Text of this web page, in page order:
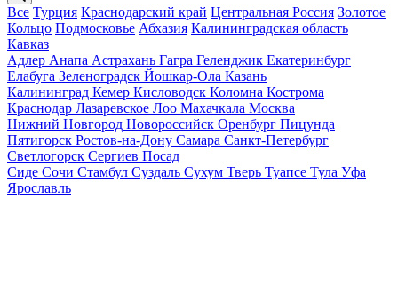
Все Турция Краснодарский край Центральная Россия Золотое
Кольцо Подмосковье Абхазия Калининградская область
Кавказ
Адлер Анапа Астрахань Гагра Геленджик Екатеринбург
Елабуга Зеленоградск Йошкар-Ола Казань
Калининград Кемер Кисловодск Коломна Кострома
Краснодар Лазаревское Лоо Махачкала Москва
Нижний Новгород Новороссийск Оренбург Пицунда
Пятигорск Ростов-на-Дону Самара Санкт-Петербург
Светлогорск Сергиев Посад
Сиде Сочи Стамбул Суздаль Сухум Тверь Туапсе Тула Уфа
Ярославль